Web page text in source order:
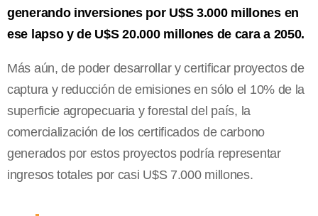
generando inversiones por U$S 3.000 millones en
ese lapso y de U$S 20.000 millones de cara a 2050.
Más aún, de poder desarrollar y certificar proyectos de
captura y reducción de emisiones en sólo el 10% de la
superficie agropecuaria y forestal del país, la
comercialización de los certificados de carbono
generados por estos proyectos podría representar
ingresos totales por casi U$S 7.000 millones.